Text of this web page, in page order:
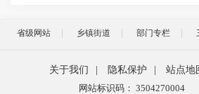
省级网站 乡镇街道 部门专栏
关于我们 隐私保护 站点地
网站标识码： 3504270004